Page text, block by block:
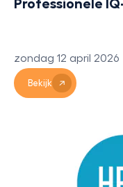
Professionele
zondag 12 april 2026
Bekijk